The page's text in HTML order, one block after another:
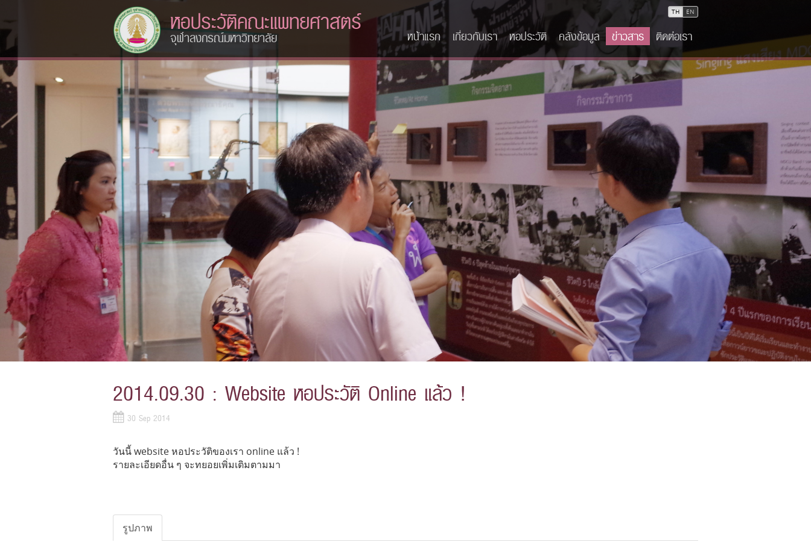
TH EN
หอประวัติคณะแพทยศาสตร์
จุฬาลงกรณ์มหาวิทยาลัย หน้าแรก เกี่ยวกับเรา หอประวัติ คลังข้อมูล ข่าวสาร ติดต่อเรา
2014.09.30 : Website หอประวัติ Online แล้ว !
30 Sep 2014
วันนี้ website หอประวัติของเรา online แล้ว !
รายละเอียดอื่น ๆ จะทยอยเพิ่มเติมตามมา
รูปภาพ